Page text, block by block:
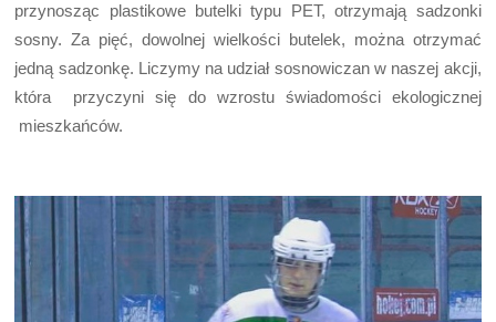
przynosząc plastikowe butelki typu PET, otrzymają sadzonki
sosny. Za pięć, dowolnej wielkości butelek, można otrzymać
jedną sadzonkę. Liczymy na udział sosnowiczan w naszej akcji,
która przyczyni się do wzrostu świadomości ekologicznej
mieszkańców.